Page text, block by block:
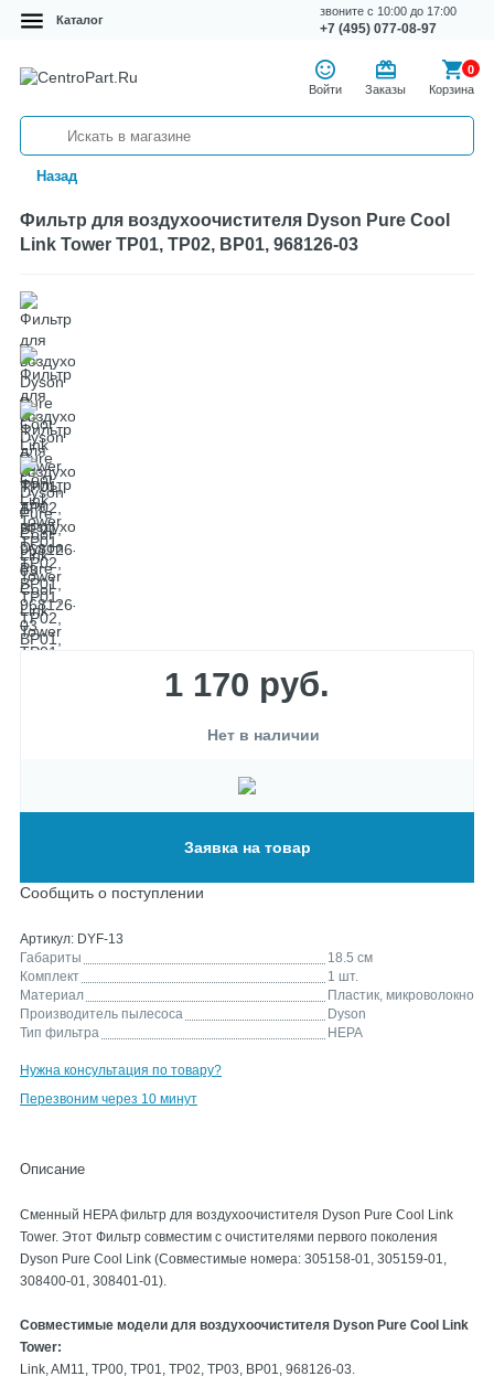
Каталог
+7 (495) 077-08-97
звоните с 10:00 до 17:00
Войти Заказы
0
Корзина
Назад
Фильтр для воздухоочистителя Dyson Pure Cool
Link Tower TP01, TP02, BP01, 968126-03
Артикул: DYF-13
Габариты
18.5 см
Комплект
1 шт.
Материал
Пластик, микроволокно
Производитель пылесоса
Dyson
Тип фильтра
HEPA
Нужна консультация по товару?
Перезвоним через 10 минут
1 170 руб.
Нет в наличии
Заявка на товар
Сообщить о поступлении
Описание
Сменный HEPA фильтр для воздухоочистителя Dyson Pure Cool Link
Tower. Этот Фильтр совместим с очистителями первого поколения
Dyson Pure Cool Link (Совместимые номера: 305158-01, 305159-01,
308400-01, 308401-01).
Совместимые модели для воздухоочистителя Dyson Pure Cool Link
Tower:
Link, AM11, TP00, TP01, TP02, TP03, BP01, 968126-03.